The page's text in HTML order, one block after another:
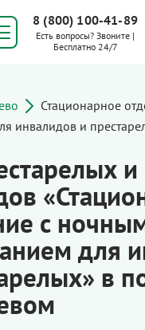
8 (800) 100-41-89
Есть вопросы? Звоните |
Бесплатно 24/7
Стационарное
инвалидов и
и
с
для
в